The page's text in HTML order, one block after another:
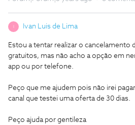
Ivan Luis de Lima
Estou a tentar realizar o cancelamento
gratuitos, mas não acho a opção em
app ou por telefone.
Peço que me ajudem pois não irei
canal que testei uma oferta de 30 dias.
Peço ajuda por gentileza